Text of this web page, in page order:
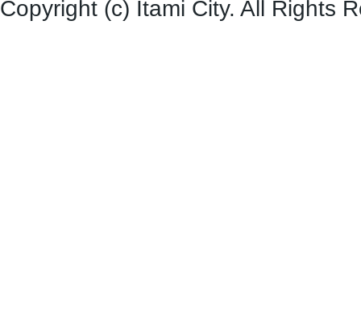
Copyright (c) Itami City. All Rights